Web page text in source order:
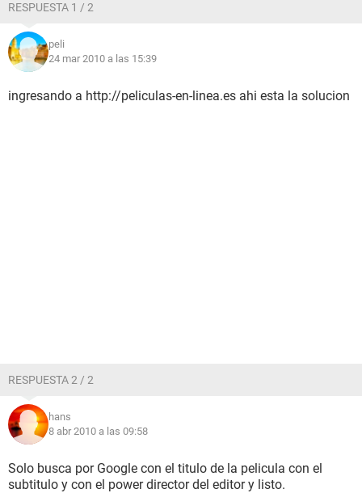
RESPUESTA 1 / 2
peli
24 mar 2010 a las 15:39
ingresando a http://peliculas-en-linea.es ahi esta la solucion
RESPUESTA 2 / 2
hans
8 abr 2010 a las 09:58
Solo busca por Google con el titulo de la pelicula con el
subtitulo y con el power director del editor y listo.